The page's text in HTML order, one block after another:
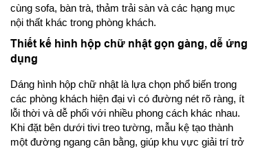
cùng sofa, bàn trà, thảm trải sàn và các hạng mục
nội thất khác trong phòng khách.
Thiết kế hình hộp chữ nhật gọn gàng, dễ ứng
dụng
Dáng hình hộp chữ nhật là lựa chọn phổ biến trong
các phòng khách hiện đại vì có đường nét rõ ràng, ít
lỗi thời và dễ phối với nhiều phong cách khác nhau.
Khi đặt bên dưới tivi treo tường, mẫu kệ tạo thành
một đường ngang cân bằng, giúp khu vực giải trí trở